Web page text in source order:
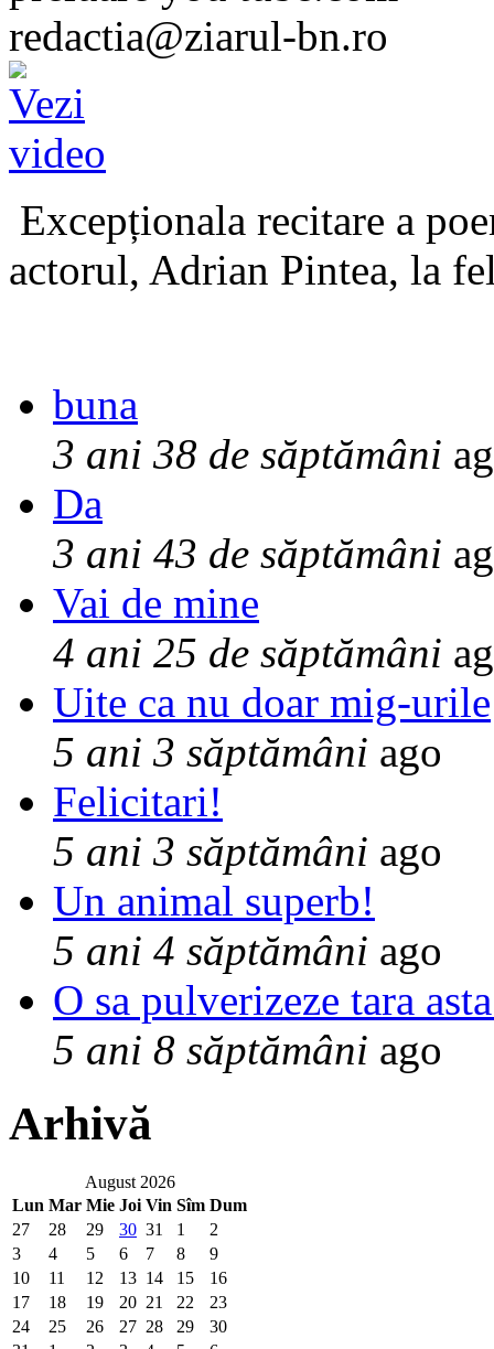
redactia@ziarul-bn.ro
Excepționala recitare a
actorul, Adrian Pintea, la
buna
3 ani 38 de săptămâni
Da
3 ani 43 de săptămâni
Vai de mine
4 ani 25 de săptămâni
Uite ca nu doar mig-urile
5 ani 3 săptămâni ago
Felicitari!
5 ani 3 săptămâni ago
Un animal superb!
5 ani 4 săptămâni ago
O sa pulverizeze tara
5 ani 8 săptămâni ago
Arhivă
August 2026
Lun Mar Mie Joi Vin Sîm Dum
27
28 29 30 31 1
2
3
4 5 6 7 8
9
10
11 12 13 14 15
16
17
18 19 20 21 22
23
24
25 26 27 28 29
30